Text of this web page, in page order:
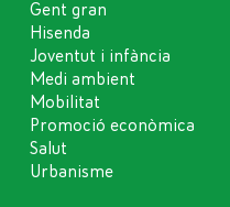
Gent gran
Hisenda
Joventut i infància
Medi ambient
Mobilitat
Promoció econòmica
Salut
Urbanisme